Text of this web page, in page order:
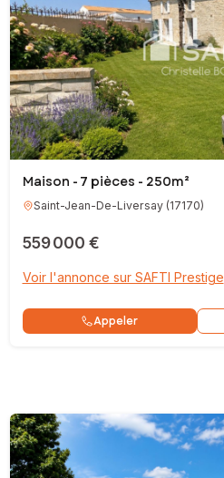
Maison - 7 pièces - 250m²
Saint-Jean-De-Liversay(17170)
559 000 €
Voir l'annonce sur SAFTI Prestige
Appeler